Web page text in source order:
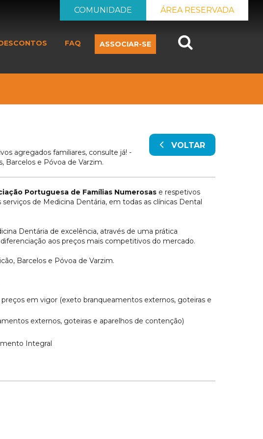
ÁREA RESERVADA
COMUNIDADE
FAQ ASSOCIAR-SE
VOLTAR
agregados familiares, consulte já! -
Barcelos e Póvoa de Varzim.
Portuguesa de Famílias Numerosas e respetivos
de Medicina Dentária, em todas as clínicas Dental
Dentária de excelência, através de uma prática
aos preços mais competitivos do mercado.
Barcelos e Póvoa de Varzim.
em vigor (exeto branqueamentos externos, goteiras e
externos, goteiras e aparelhos de contenção)
Integral